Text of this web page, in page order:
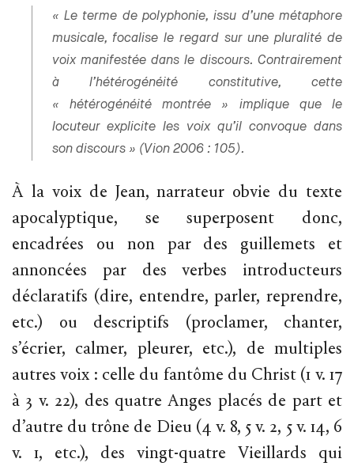
« Le terme de polyphonie, issu d’une métaphore
musicale, focalise le regard sur une pluralité de
voix manifestée dans le discours. Contrairement
à l’hétérogénéité constitutive, cette
« hétérogénéité montrée » implique que le
locuteur explicite les voix qu’il convoque dans
son discours » (Vion 2006 : 105).
À la voix de Jean, narrateur obvie du texte
apocalyptique, se superposent donc,
encadrées ou non par des guillemets et
annoncées par des verbes introducteurs
déclaratifs (dire, entendre, parler, reprendre,
etc.) ou descriptifs (proclamer, chanter,
s’écrier, calmer, pleurer, etc.), de multiples
autres voix : celle du fantôme du Christ (1 v. 17
à 3 v. 22), des quatre Anges placés de part et
d’autre du trône de Dieu (4 v. 8, 5 v. 2, 5 v. 14, 6
v. 1, etc.), des vingt-quatre Vieillards qui